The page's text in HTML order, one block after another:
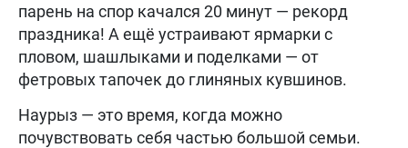
парень на спор качался 20 минут — рекорд
праздника! А ещё устраивают ярмарки с
пловом, шашлыками и поделками — от
фетровых тапочек до глиняных кувшинов.
Наурыз — это время, когда можно
почувствовать себя частью большой семьи.